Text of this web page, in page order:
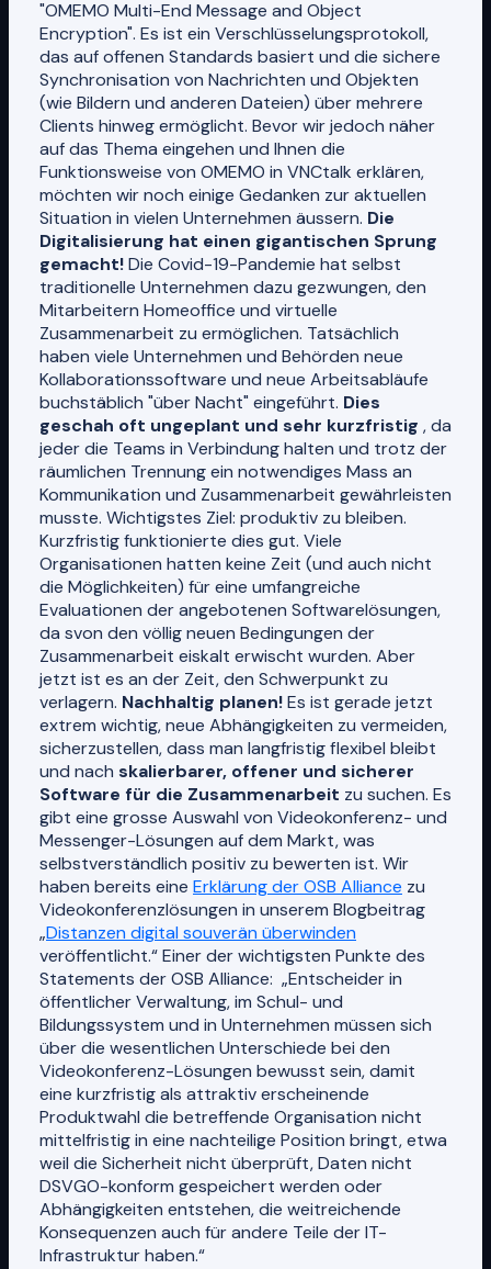
"OMEMO Multi-End Message and Object
Encryption". Es ist ein Verschlüsselungsprotokoll,
das auf offenen Standards basiert und die sichere
Synchronisation von Nachrichten und Objekten
(wie Bildern und anderen Dateien) über mehrere
Clients hinweg ermöglicht. Bevor wir jedoch näher
auf das Thema eingehen und Ihnen die
Funktionsweise von OMEMO in VNCtalk erklären,
möchten wir noch einige Gedanken zur aktuellen
Situation in vielen Unternehmen äussern. Die
Digitalisierung hat einen gigantischen Sprung
gemacht!Die Covid-19-Pandemie hat selbst
traditionelle Unternehmen dazu gezwungen, den
Mitarbeitern Homeoffice und virtuelle
Zusammenarbeit zu ermöglichen. Tatsächlich
haben viele Unternehmen und Behörden neue
Kollaborationssoftware und neue Arbeitsabläufe
buchstäblich "über Nacht" eingeführt. Dies
geschah oft ungeplant und sehr kurzfristig , da
jeder die Teams in Verbindung halten und trotz der
räumlichen Trennung ein notwendiges Mass an
Kommunikation und Zusammenarbeit gewährleisten
musste. Wichtigstes Ziel: produktiv zu bleiben.
Kurzfristig funktionierte dies gut. Viele
Organisationen hatten keine Zeit (und auch nicht
die Möglichkeiten) für eine umfangreiche
Evaluationen der angebotenen Softwarelösungen,
da svon den völlig neuen Bedingungen der
Zusammenarbeit eiskalt erwischt wurden. Aber
jetzt ist es an der Zeit, den Schwerpunkt zu
verlagern. Nachhaltig planen!Es ist gerade jetzt
extrem wichtig, neue Abhängigkeiten zu vermeiden,
sicherzustellen, dass man langfristig flexibel bleibt
und nach skalierbarer, offener und sicherer
Software für die Zusammenarbeit zu suchen. Es
gibt eine grosse Auswahl von Videokonferenz- und
Messenger-Lösungen auf dem Markt, was
selbstverständlich positiv zu bewerten ist. Wir
haben bereits eine Erklärung der OSB Alliance zu
Videokonferenzlösungen in unserem Blogbeitrag
„Distanzen digital souverän überwinden
veröffentlicht.“ Einer der wichtigsten Punkte des
Statements der OSB Alliance: „Entscheider in
öffentlicher Verwaltung, im Schul- und
Bildungssystem und in Unternehmen müssen sich
über die wesentlichen Unterschiede bei den
Videokonferenz-Lösungen bewusst sein, damit
eine kurzfristig als attraktiv erscheinende
Produktwahl die betreffende Organisation nicht
mittelfristig in eine nachteilige Position bringt, etwa
weil die Sicherheit nicht überprüft, Daten nicht
DSVGO-konform gespeichert werden oder
Abhängigkeiten entstehen, die weitreichende
Konsequenzen auch für andere Teile der IT-
Infrastruktur haben.“